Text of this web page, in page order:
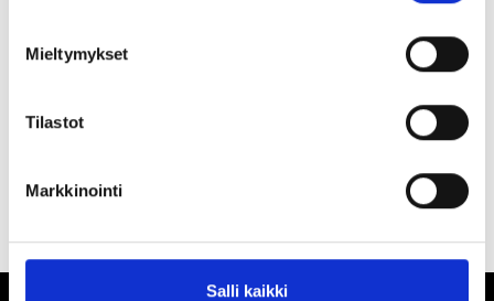
Mieltymykset
Tilastot
Markkinointi
Salli kaikki
(ALV 0%)
Varastossa
2. koodi